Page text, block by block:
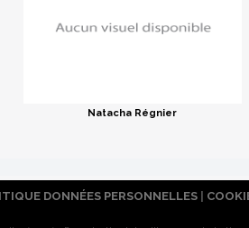
Natacha Régnier
DONNÉES PERSONNELLES |